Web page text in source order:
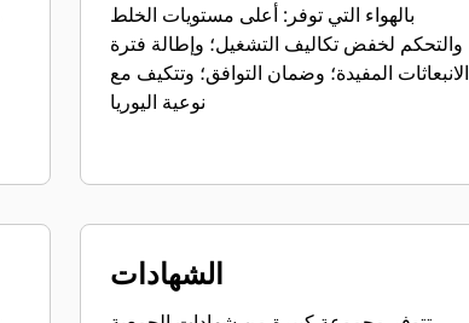
بالهواء التي توفر: أعلى مستويات الخلط
والتحكم لخفض تكاليف التشغيل؛ وإطالة فترة
الانبعاثات المفيدة؛ وضمان التوافق؛ وتتكيف مع
نوعية اليوريا
الشهادات